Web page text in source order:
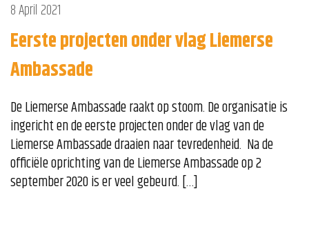
8 April 2021
Eerste projecten onder vlag Liemerse
Ambassade
De Liemerse Ambassade raakt op stoom. De organisatie is
ingericht en de eerste projecten onder de vlag van de
Liemerse Ambassade draaien naar tevredenheid. Na de
officiële oprichting van de Liemerse Ambassade op 2
september 2020 is er veel gebeurd. […]